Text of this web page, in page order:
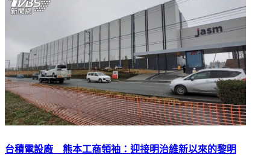
台積電設廠 熊本工商領袖：迎接明治維新以來的黎明